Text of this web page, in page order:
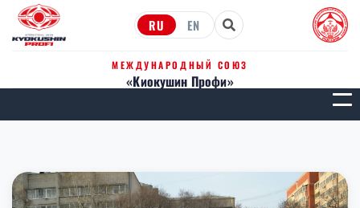
RU EN
МЕЖДУНАРОДНЫЙ СОЮЗ
«Киокушин Профи»